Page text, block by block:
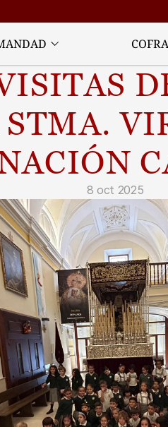
8 oct 2025